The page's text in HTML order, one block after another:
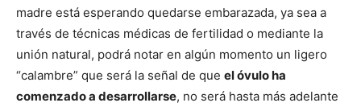
madre está esperando quedarse embarazada, ya sea a
través de técnicas médicas de fertilidad o mediante la
unión natural, podrá notar en algún momento un ligero
“calambre” que será la señal de que el óvulo ha
comenzado a desarrollarse, no será hasta más adelante